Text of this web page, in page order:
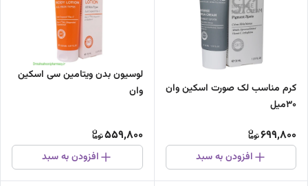
کرم مناسب لک صورت اسکین وان
30میل
699,800
افزودن به سبد
لوسیون بدن ویتامین سی اسکین
وان
559,800
افزودن به سبد